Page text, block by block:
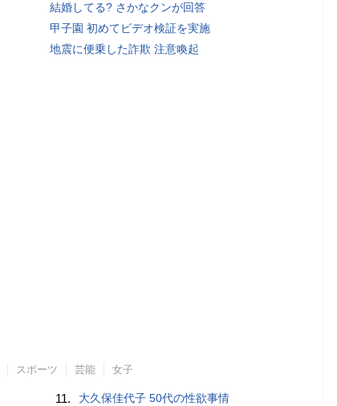
結婚してる? さかなクンが回答
甲子園 初めてビデオ検証を実施
地震に便乗した詐欺 注意喚起
スポーツ 芸能 女子
11. 大久保佳代子 50代の性欲事情